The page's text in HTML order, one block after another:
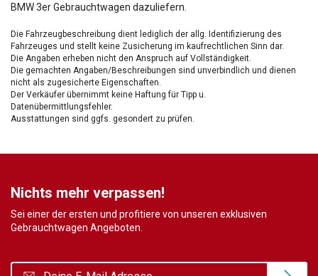
BMW 3er Gebrauchtwagen dazuliefern.
Die Fahrzeugbeschreibung dient lediglich der allg. Identifizierung des
Fahrzeuges und stellt keine Zusicherung im kaufrechtlichen Sinn dar.
Die Angaben erheben nicht den Anspruch auf Vollständigkeit.
Die gemachten Angaben/Beschreibungen sind unverbindlich und dienen
nicht als zugesicherte Eigenschaften.
Der Verkäufer übernimmt keine Haftung für Tipp u.
Datenübermittlungsfehler.
Ausstattungen sind ggfs. gesondert zu prüfen.
Nichts mehr verpassen!
Sei einer der ersten und profitiere von unseren exklusiven
Gebrauchtwagen Angeboten.